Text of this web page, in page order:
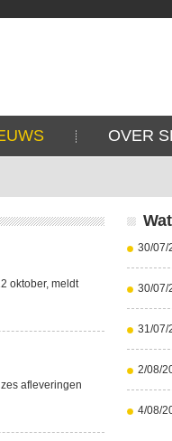
OVER
oktober, meldt
afleveringen
30/07/
30/07/
31/07/
2/08/
4/08/